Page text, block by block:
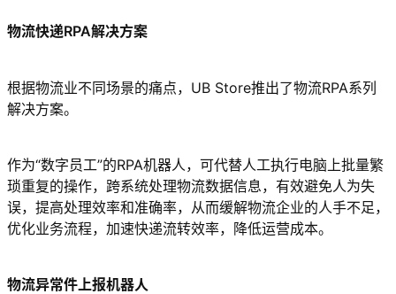
物流快递RPA解决方案
根据物流业不同场景的痛点，UB Store推出了物流RPA系列
解决方案。
作为“数字员工”的RPA机器人，可代替人工执行电脑上批量繁
琐重复的操作，跨系统处理物流数据信息，有效避免人为失
误，提高处理效率和准确率，从而缓解物流企业的人手不足，
优化业务流程，加速快递流转效率，降低运营成本。
物流异常件上报机器人